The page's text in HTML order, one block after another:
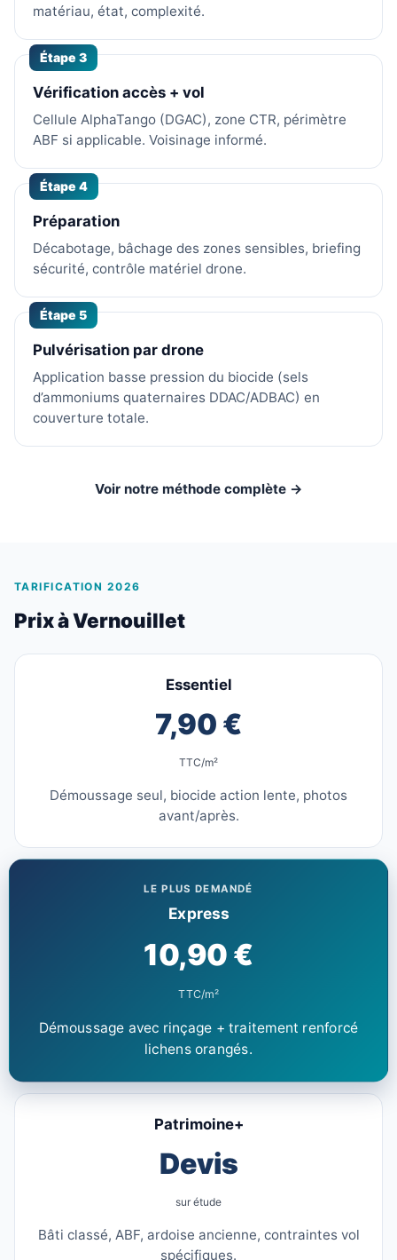
matériau, état, complexité.
Étape 3
Vérification accès + vol
Cellule AlphaTango (DGAC), zone CTR, périmètre
ABF si applicable. Voisinage informé.
Étape 4
Préparation
Décabotage, bâchage des zones sensibles, briefing
sécurité, contrôle matériel drone.
Étape 5
Pulvérisation par drone
Application basse pression du biocide (sels
d’ammoniums quaternaires DDAC/ADBAC) en
couverture totale.
Voir notre méthode complète →
TARIFICATION 2026
Prix à Vernouillet
Essentiel
7,90 €
TTC/m²
Démoussage seul, biocide action lente, photos
avant/après.
LE PLUS DEMANDÉ
Express
10,90 €
TTC/m²
Démoussage avec rinçage + traitement renforcé
lichens orangés.
Patrimoine+
Devis
sur étude
Bâti classé, ABF, ardoise ancienne, contraintes vol
spécifiques.